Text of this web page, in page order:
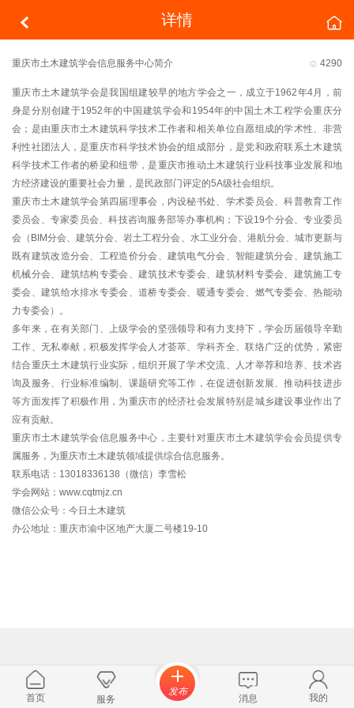
详情
重庆市土木建筑学会信息服务中心简介 ☺ 4290
重庆市土木建筑学会是我国组建较早的地方学会之一，成立于1962年4月，前
身是分别创建于1952年的中国建筑学会和1954年的中国土木工程学会重庆分
会；是由重庆市土木建筑科学技术工作者和相关单位自愿组成的学术性、非营
利性社团法人，是重庆市科学技术协会的组成部分，是党和政府联系土木建筑
科学技术工作者的桥梁和纽带，是重庆市推动土木建筑行业科技事业发展和地
方经济建设的重要社会力量，是民政部门评定的5A级社会组织。
重庆市土木建筑学会第四届理事会，内设秘书处、学术委员会、科普教育工作
委员会、专家委员会、科技咨询服务部等办事机构；下设19个分会、专业委员
会（BIM分会、建筑分会、岩土工程分会、水工业分会、港航分会、城市更新与
既有建筑改造分会、工程造价分会、建筑电气分会、智能建筑分会、建筑施工
机械分会、建筑结构专委会、建筑技术专委会、建筑材料专委会、建筑施工专
委会、建筑给水排水专委会、道桥专委会、暖通专委会、燃气专委会、热能动
力专委会）。
多年来，在有关部门、上级学会的坚强领导和有力支持下，学会历届领导辛勤
工作、无私奉献，积极发挥学会人才荟萃、学科齐全、联络广泛的优势，紧密
结合重庆土木建筑行业实际，组织开展了学术交流、人才举荐和培养、技术咨
询及服务、行业标准编制、课题研究等工作，在促进创新发展、推动科技进步
等方面发挥了积极作用，为重庆市的经济社会发展特别是城乡建设事业作出了
应有贡献。
重庆市土木建筑学会信息服务中心，主要针对重庆市土木建筑学会会员提供专
属服务，为重庆市土木建筑领域提供综合信息服务。
联系电话：13018336138（微信）李雪松
学会网站：www.cqtmjz.cn
微信公众号：今日土木建筑
办公地址：重庆市渝中区地产大厦二号楼19-10
首页 服务
发布
消息 我的